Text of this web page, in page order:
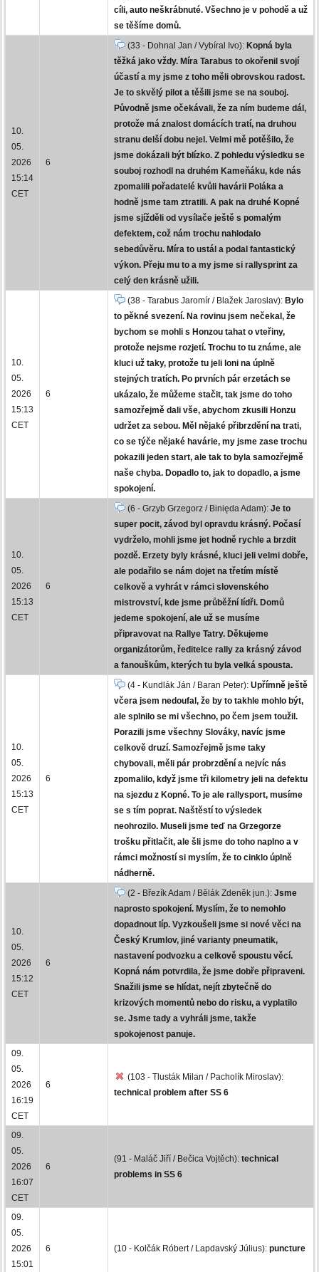
cíli, auto neškrábnuté. Všechno je v pohodě a už
se těšíme domů.
10.
05.
2026
15:14
CET
6
(33 - Dohnal Jan / Vybíral Ivo): Kopná byla
těžká jako vždy. Míra Tarabus to okořenil svojí
účastí a my jsme z toho měli obrovskou radost.
Je to skvělý pilot a těšili jsme se na souboj.
Původně jsme očekávali, že za ním budeme dál,
protože má znalost domácích tratí, na druhou
stranu delší dobu nejel. Velmi mě potěšilo, že
jsme dokázali být blízko. Z pohledu výsledku se
souboj rozhodl na druhém Kameňáku, kde nás
zpomalili pořadatelé kvůli havárii Poláka a
hodně jsme tam ztratili. A pak na druhé Kopné
jsme sjížděli od vysílače ještě s pomalým
defektem, což nám trochu nahlodalo
sebedůvěru. Míra to ustál a podal fantastický
výkon. Přeju mu to a my jsme si rallysprint za
celý den krásně užili.
10.
05.
2026
15:13
CET
6
(38 - Tarabus Jaromír / Blažek Jaroslav): Bylo
to pěkné svezení. Na rovinu jsem nečekal, že
bychom se mohli s Honzou tahat o vteřiny,
protože nejsme rozjetí. Trochu to tu známe, ale
kluci už taky, protože tu jeli loni na úplně
stejných tratích. Po prvních pár erzetách se
ukázalo, že můžeme stačit, tak jsme do toho
samozřejmě dali vše, abychom zkusili Honzu
udržet za sebou. Měl nějaké přibrzdění na trati,
co se týče nějaké havárie, my jsme zase trochu
pokazili jeden start, ale tak to byla samozřejmě
naše chyba. Dopadlo to, jak to dopadlo, a jsme
spokojení.
10.
05.
2026
15:13
CET
6
(6 - Grzyb Grzegorz / Binięda Adam): Je to
super pocit, závod byl opravdu krásný. Počasí
vydrželo, mohli jsme jet hodně rychle a brzdit
pozdě. Erzety byly krásné, kluci jeli velmi dobře,
ale podařilo se nám dojet na třetím místě
celkově a vyhrát v rámci slovenského
mistrovství, kde jsme průběžní lídři. Domů
jedeme spokojení, ale už se musíme
připravovat na Rallye Tatry. Děkujeme
organizátorům, ředitelce rally za krásný závod
a fanouškům, kterých tu byla velká spousta.
10.
05.
2026
15:13
CET
6
(4 - Kundlák Ján / Baran Peter): Upřímně ještě
včera jsem nedoufal, že by to takhle mohlo být,
ale splnilo se mi všechno, po čem jsem toužil.
Porazili jsme všechny Slováky, navíc jsme
celkově druzí. Samozřejmě jsme taky
chybovali, měli pár probrzdění a nejvíc nás
zpomalilo, když jsme tři kilometry jeli na defektu
na sjezdu z Kopné. To je ale rallysport, musíme
se s tím poprat. Naštěstí to výsledek
neohrozilo. Museli jsme teď na Grzegorze
trošku přitlačit, ale šli jsme do toho naplno a v
rámci možností si myslím, že to cinklo úplně
nádherně.
10.
05.
2026
15:12
CET
6
(2 - Březík Adam / Bělák Zdeněk jun.): Jsme
naprosto spokojení. Myslím, že to nemohlo
dopadnout líp. Vyzkoušeli jsme si nové věci na
Český Krumlov, jiné varianty pneumatik,
nastavení podvozku a celkově spoustu věcí.
Kopná nám potvrdila, že jsme dobře připraveni.
Snažili jsme se hlídat, nejít zbytečně do
krizových momentů nebo do risku, a vyplatilo
se. Jsme tady a vyhráli jsme, takže
spokojenost panuje.
09.
05.
2026
16:19
CET
6
(103 - Tlusták Milan / Pacholík Miroslav):
technical problem after SS 6
09.
05.
2026
16:07
CET
6
(91 - Maláč Jiří / Bečica Vojtěch): technical
problems in SS 6
09.
05.
2026
15:01
6 (10 - Kolčák Róbert / Lapdavský Július): puncture